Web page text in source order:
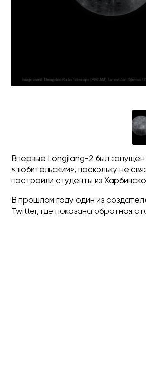
Впервые Longjiang-2 был
«любительским», поскольку не
построили студенты из
В прошлом году один из
Twitter, где показана обратная